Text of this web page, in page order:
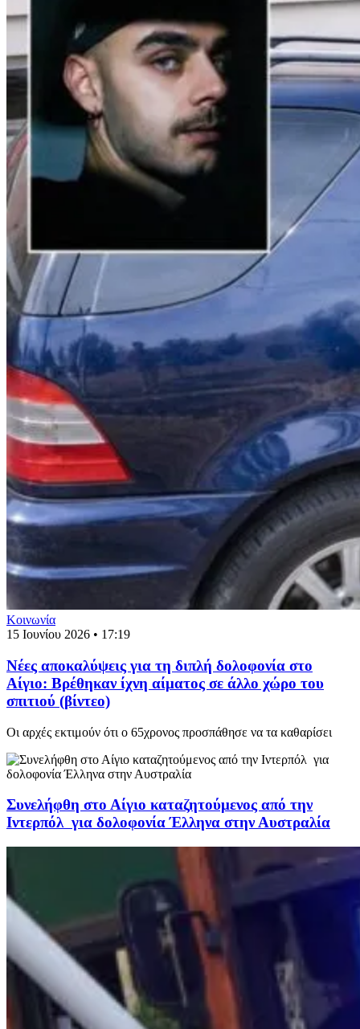
Κοινωνία
15 Ιουνίου 2026 • 17:19
Νέες αποκαλύψεις για τη διπλή δολοφονία στο
Αίγιο: Βρέθηκαν ίχνη αίματος σε άλλο χώρο του
σπιτιού (βίντεο)
Οι αρχές εκτιμούν ότι ο 65χρονος προσπάθησε να τα καθαρίσει
Συνελήφθη στο Αίγιο καταζητούμενος από την
Ιντερπόλ για δολοφονία Έλληνα στην Αυστραλία